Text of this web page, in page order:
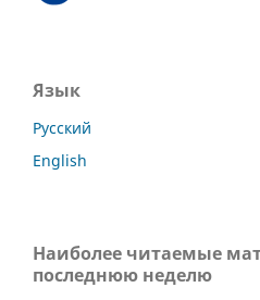
Язык
Русский
English
Наиболее читаемые
последнюю неделю